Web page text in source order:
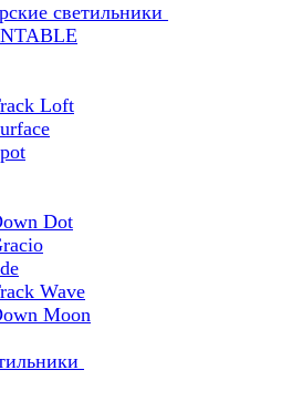
светильники
Loft
Dot
Wave
Moon